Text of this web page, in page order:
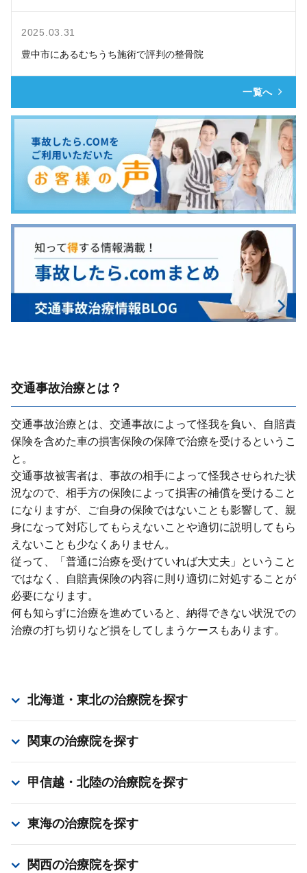
2025.03.31
豊中市にあるむちうち施術で評判の整骨院
一覧へ
交通事故治療とは？
交通事故治療とは、交通事故によって怪我を負い、⾃賠責
保険を含めた⾞の損害保険の保障で治療を受けるというこ
と。
交通事故被害者は、事故の相⼿によって怪我させられた状
況なので、相⼿⽅の保険によって損害の補償を受けること
になりますが、ご⾃⾝の保険ではないことも影響して、親
⾝になって対応してもらえないことや適切に説明してもら
えないことも少なくありません。
従って、「普通に治療を受けていれば⼤丈夫」ということ
ではなく、⾃賠責保険の内容に則り適切に対処することが
必要になります。
何も知らずに治療を進めていると、納得できない状況での
治療の打ち切りなど損をしてしまうケースもあります。
北海道・東北の治療院を探す
関東の治療院を探す
甲信越・北陸の治療院を探す
東海の治療院を探す
関西の治療院を探す